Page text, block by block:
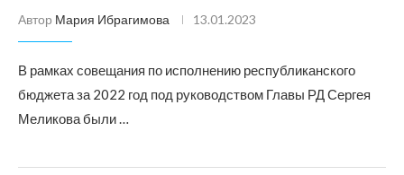
Автор Мария Ибрагимова 13.01.2023
В рамках совещания по исполнению республиканского
бюджета за 2022 год под руководством Главы РД Сергея
Меликова были …